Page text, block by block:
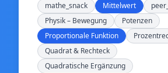
mathe_snack
Mittelwert
Physik – Bewegung
Potenzen
Proportionale Funktion
Quadrat & Rechteck
Quadratische Ergänzung